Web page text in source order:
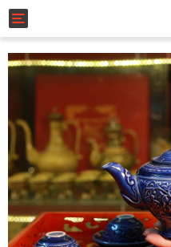
Toggle navigation